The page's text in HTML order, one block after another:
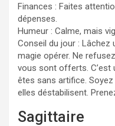
Finances : Faites
dépenses.
Humeur : Calme, mais
Conseil du jour : Lâchez
magie opérer. Ne
vous sont offerts. C’est
êtes sans artifice.
elles déstabilisent.
Sagittaire